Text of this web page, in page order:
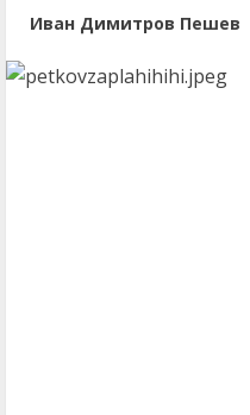
Иван Димитров Пешев